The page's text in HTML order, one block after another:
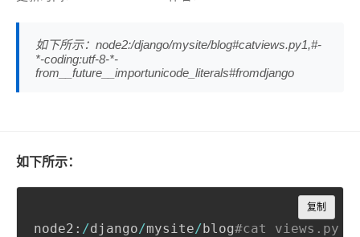
如下所示：node2:/django/mysite/blog#catviews.py1,#-
*-coding:utf-8-*-
from__future__importunicode_literals#fromdjango
如下所示：
node2: /django/mysite/blog#cat views.py
复制
Copy